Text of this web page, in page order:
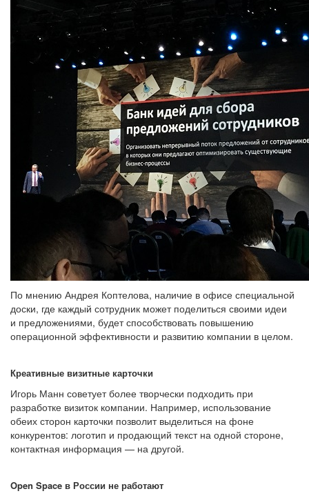
По мнению Андрея Коптелова, наличие в офисе специальной
доски, где каждый сотрудник может поделиться своими идеи
и предложениями, будет способствовать повышению
операционной эффективности и развитию компании в целом.
Креативные визитные карточки
Игорь Манн советует более творчески подходить при
разработке визиток компании. Например, использование
обеих сторон карточки позволит выделиться на фоне
конкурентов: логотип и продающий текст на одной стороне,
контактная информация — на другой.
Open Space в России не работают